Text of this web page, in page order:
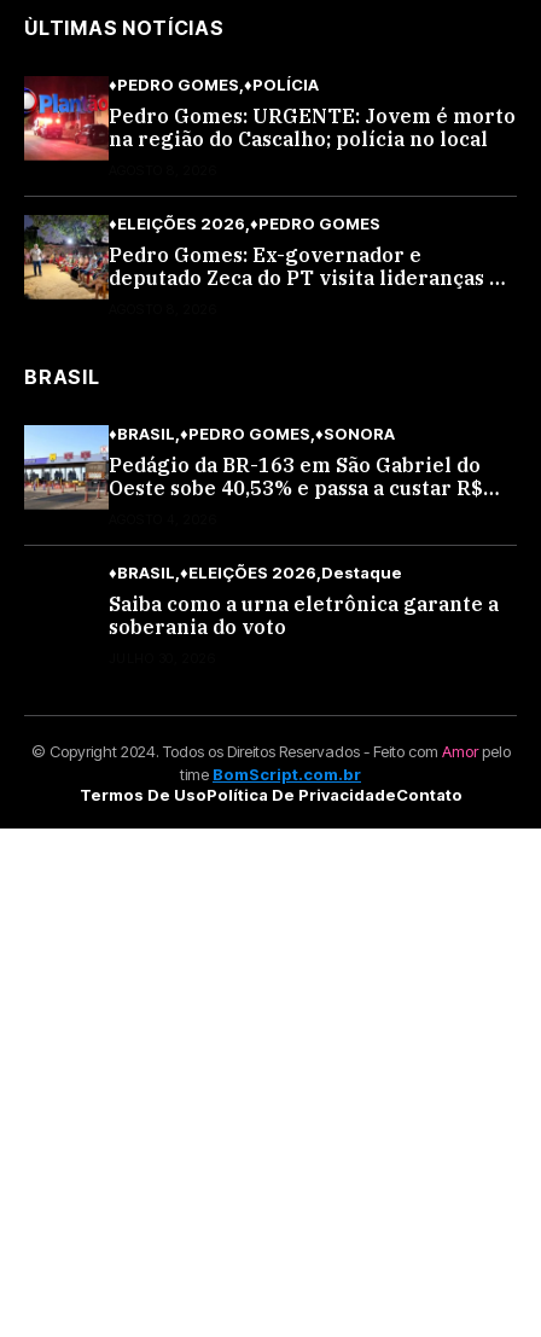
ÙLTIMAS NOTÍCIAS
♦PEDRO GOMES ♦POLÍCIA
Pedro Gomes: URGENTE: Jovem é morto
na região do Cascalho; polícia no local
♦ELEIÇÕES 2026 ♦PEDRO GOMES
Pedro Gomes: Ex-governador e
deputado Zeca do PT visita lideranças do
BRASIL
♦BRASIL ♦PEDRO GOMES ♦SONORA
Pedágio da BR-163 em São Gabriel do
Oeste sobe 40,53% e passa a custar R$
♦BRASIL ♦ELEIÇÕES 2026 Destaque
Saiba como a urna eletrônica garante a
soberania do voto
© Copyright 2024. Todos os Direitos Reservados - Feito com Amorpelo
time BomScript.com.br
Termos De UsoPolítica De PrivacidadeContato